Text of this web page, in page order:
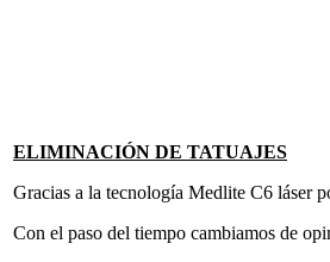
ELIMINACIÓN DE TATUAJES
Gracias a la tecnología Medlite C6 láser
Con el paso del tiempo cambiamos de